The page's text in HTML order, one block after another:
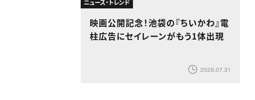
ニュース・トレンド
映画公開記念！池袋の『ちいかわ』電
柱広告にセイレーンがもう1体出現
2026.07.31